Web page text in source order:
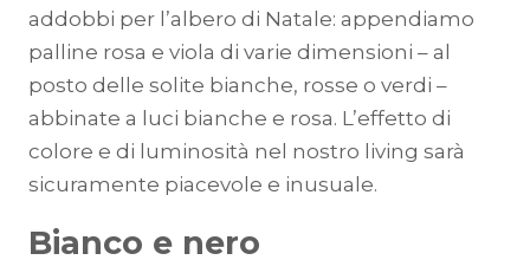
addobbi per l’albero di Natale: appendiamo
palline rosa e viola di varie dimensioni – al
posto delle solite bianche, rosse o verdi –
abbinate a luci bianche e rosa. L’effetto di
colore e di luminosità nel nostro living sarà
sicuramente piacevole e inusuale.
Bianco e nero